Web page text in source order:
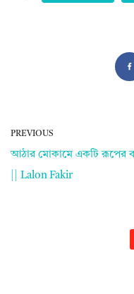
PREVIOUS
আঠার মোকামে একটি রূপের
|| Lalon Fakir